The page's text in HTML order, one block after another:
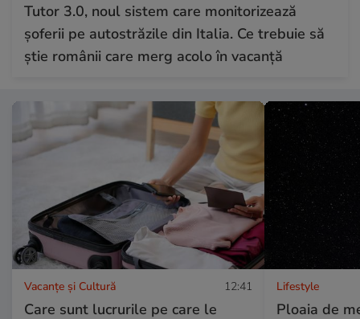
Tutor 3.0, noul sistem care monitorizează
șoferii pe autostrăzile din Italia. Ce trebuie să
știe românii care merg acolo în vacanță
Vacanțe și Cultură 12:41
Care sunt lucrurile pe care le
Lifestyle
Ploaia de